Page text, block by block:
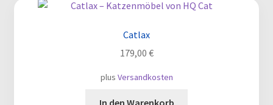
Catlax
179,00 €
plus Versandkosten